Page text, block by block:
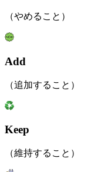
（やめること）
Add
（追加すること）
Keep
（維持すること）